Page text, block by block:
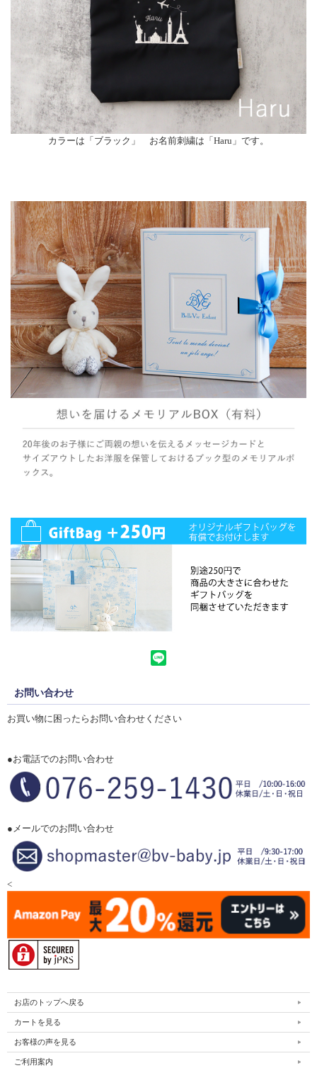
カラーは「ブラック」 お名前刺繍は「Haru」です。
お問い合わせ
お買い物に困ったらお問い合わせください
●お電話でのお問い合わせ
●メールでのお問い合わせ
<
お店のトップへ戻る
カートを見る
お客様の声を見る
ご利用案内